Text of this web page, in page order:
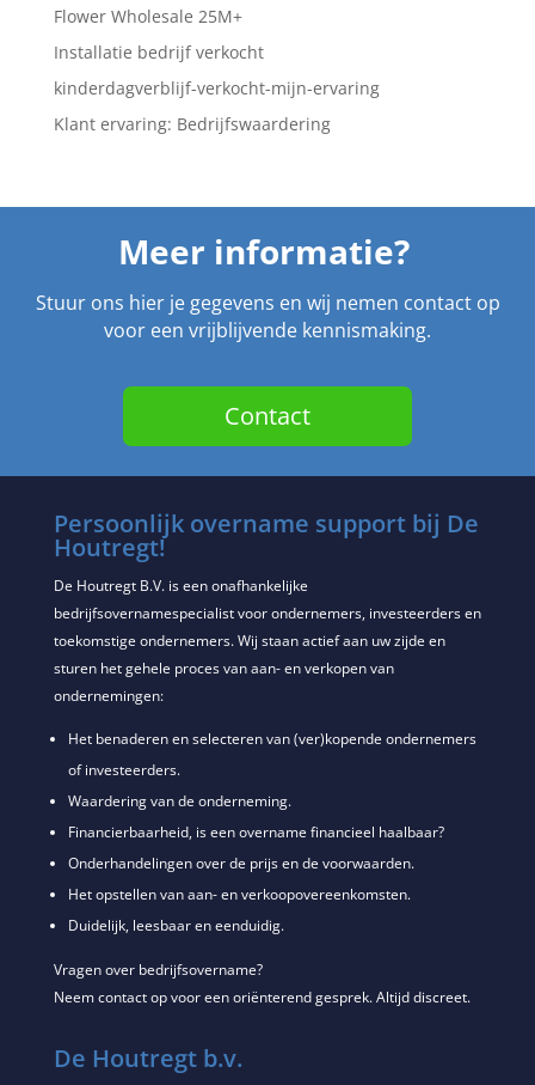
Flower Wholesale 25M+
Installatie bedrijf verkocht
kinderdagverblijf-verkocht-mijn-ervaring
Klant ervaring: Bedrijfswaardering
Meer informatie?
Stuur ons hier je gegevens en wij nemen contact op
voor een vrijblijvende kennismaking.
Contact
Persoonlijk overname support bij De
Houtregt!
De Houtregt B.V. is een onafhankelijke
bedrijfsovernamespecialist voor ondernemers, investeerders en
toekomstige ondernemers. Wij staan actief aan uw zijde en
sturen het gehele proces van aan- en verkopen van
ondernemingen:
Het benaderen en selecteren van (ver)kopende ondernemers
of investeerders.
Waardering van de onderneming.
Financierbaarheid, is een overname financieel haalbaar?
Onderhandelingen over de prijs en de voorwaarden.
Het opstellen van aan- en verkoopovereenkomsten.
Duidelijk, leesbaar en eenduidig.
Vragen over bedrijfsovername?
Neem contact op voor een oriënterend gesprek. Altijd discreet.
De Houtregt b.v.